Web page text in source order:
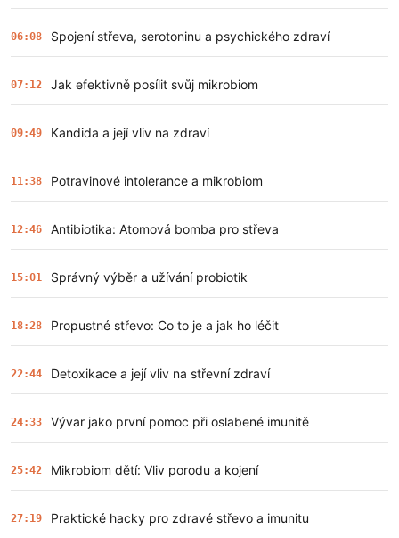
06:08 Spojení střeva, serotoninu a psychického zdraví
07:12 Jak efektivně posílit svůj mikrobiom
09:49 Kandida a její vliv na zdraví
11:38 Potravinové intolerance a mikrobiom
12:46 Antibiotika: Atomová bomba pro střeva
15:01 Správný výběr a užívání probiotik
18:28 Propustné střevo: Co to je a jak ho léčit
22:44 Detoxikace a její vliv na střevní zdraví
24:33 Vývar jako první pomoc při oslabené imunitě
25:42 Mikrobiom dětí: Vliv porodu a kojení
27:19 Praktické hacky pro zdravé střevo a imunitu